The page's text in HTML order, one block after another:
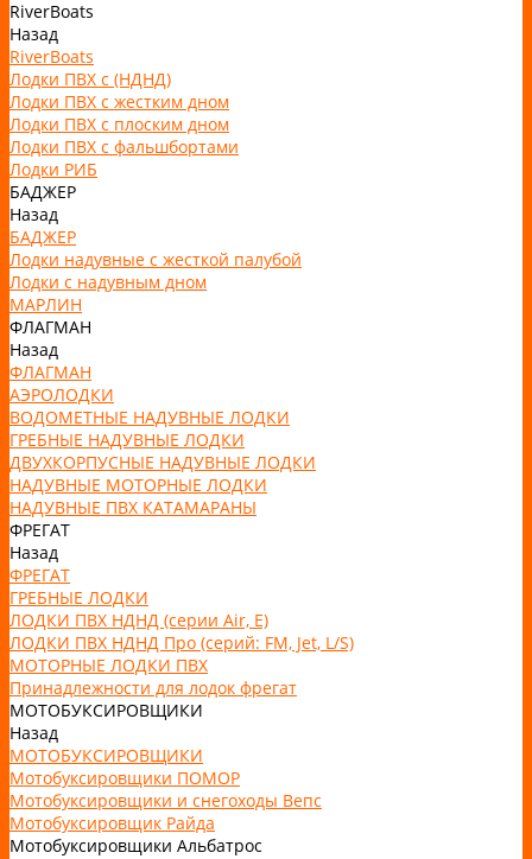
RiverBoats
Назад
RiverBoats
Лодки ПВХ с (НДНД)
Лодки ПВХ с жестким дном
Лодки ПВХ с плоским дном
Лодки ПВХ с фальшбортами
Лодки РИБ
БАДЖЕР
Назад
БАДЖЕР
Лодки надувные с жесткой палубой
Лодки с надувным дном
МАРЛИН
ФЛАГМАН
Назад
ФЛАГМАН
АЭРОЛОДКИ
ВОДОМЕТНЫЕ НАДУВНЫЕ ЛОДКИ
ГРЕБНЫЕ НАДУВНЫЕ ЛОДКИ
ДВУХКОРПУСНЫЕ НАДУВНЫЕ ЛОДКИ
НАДУВНЫЕ МОТОРНЫЕ ЛОДКИ
НАДУВНЫЕ ПВХ КАТАМАРАНЫ
ФРЕГАТ
Назад
ФРЕГАТ
ГРЕБНЫЕ ЛОДКИ
ЛОДКИ ПВХ НДНД (серии Air, Е)
ЛОДКИ ПВХ НДНД Про (серий: FM, Jet, L/S)
МОТОРНЫЕ ЛОДКИ ПВХ
Принадлежности для лодок фрегат
МОТОБУКСИРОВЩИКИ
Назад
МОТОБУКСИРОВЩИКИ
Мотобуксировщики ПОМОР
Мотобуксировщики и снегоходы Вепс
Мотобуксировщик Райда
Мотобуксировщики Альбатрос